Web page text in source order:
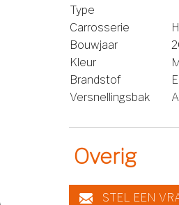
Type
Carrosserie
Bouwjaar
Kleur
Brandstof
Versnellingsbak
Overig
STEL EEN